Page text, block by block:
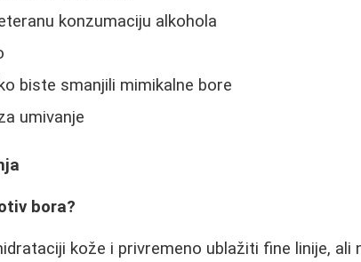
konzumaciju alkohola
biste smanjili mimikalne bore
umivanje
bora?
kože i privremeno ublažiti fine linije, ali